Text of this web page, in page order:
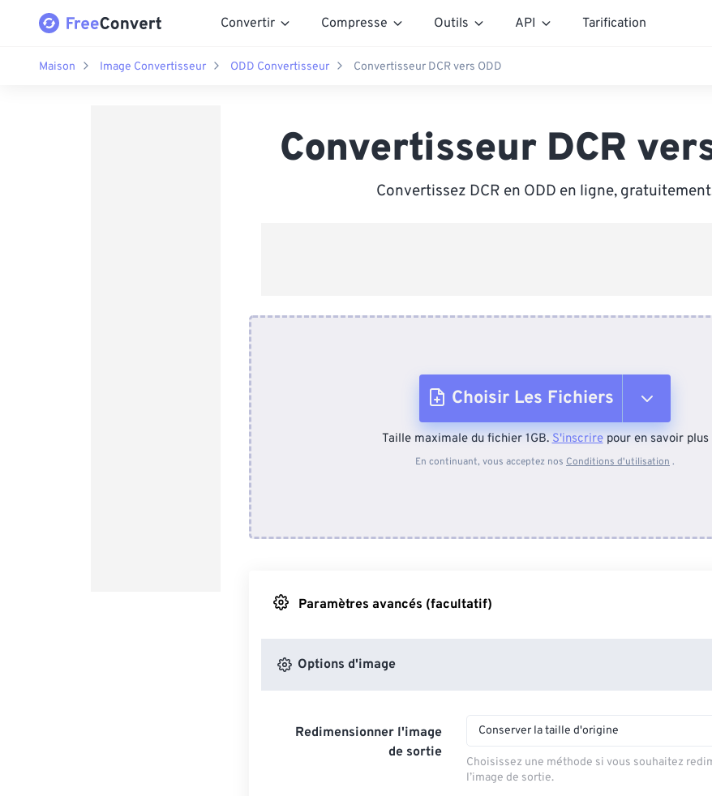
Convertir Compresse Outils API Tarification
Maison Image Convertisseur ODD Convertisseur Convertisseur DCR vers ODD
Convertisseur DCR
Convertissez DCR en ODD en ligne,
Choisir Les Fichiers
Depuis l'appareil
Taille maximale du fichier 1GB.S'inscrirepour en savoir plus
En continuant, vous acceptez nos Conditions d'utilisation .
Paramètres avancés (facultatif)
Options d'image
Redimensionner l'image
de sortie
Conserver la taille d'origine
Choisissez une méthode si vous souhaitez
l’image de sortie.